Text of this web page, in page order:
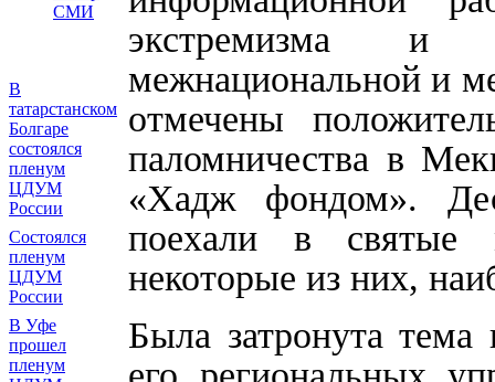
СМИ
В
татарстанском
Болгаре
состоялся
пленум
ЦДУМ
России
Состоялся
пленум
ЦДУМ
России
В Уфе
прошел
пленум
экстремизма и
межнациональной и
отмечены
паломничества в
«Хадж фондом».
поехали в святые
некоторые из них,
Была затронута